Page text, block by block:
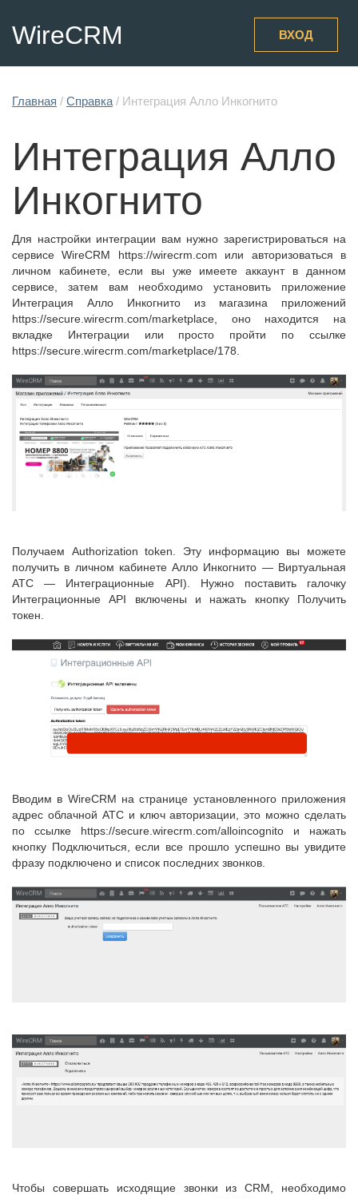
WireCRM ВХОД
Главная / Справка / Интеграция Алло Инкогнито
Интеграция Алло
Инкогнито
Для настройки интеграции вам нужно зарегистрироваться на
сервисе WireCRM https://wirecrm.com или авторизоваться в
личном кабинете, если вы уже имеете аккаунт в данном
сервисе, затем вам необходимо установить приложение
Интеграция Алло Инкогнито из магазина приложений
https://secure.wirecrm.com/marketplace, оно находится на
вкладке Интеграции или просто пройти по ссылке
https://secure.wirecrm.com/marketplace/178.
Получаем Authorization token. Эту информацию вы можете
получить в личном кабинете Алло Инкогнито — Виртуальная
АТС — Интеграционные API). Нужно поставить галочку
Интеграционные API включены и нажать кнопку Получить
токен.
Вводим в WireCRM на странице установленного приложения
адрес облачной АТС и ключ авторизации, это можно сделать
по ссылке https://secure.wirecrm.com/alloincognito и нажать
кнопку Подключиться, если все прошло успешно вы увидите
фразу подключено и список последних звонков.
Чтобы совершать исходящие звонки из CRM, необходимо